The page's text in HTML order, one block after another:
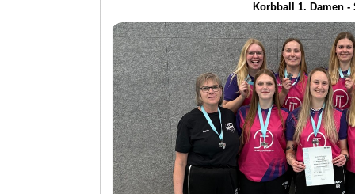
Korbball 1. Damen -